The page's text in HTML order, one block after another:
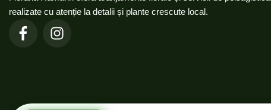
realizate cu atenție la detalii și plante crescute local.